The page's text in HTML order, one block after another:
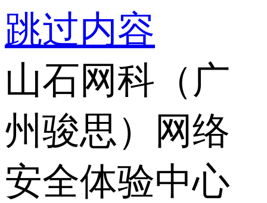
跳过内容
山石网科（广
州骏思）网络
安全体验中心